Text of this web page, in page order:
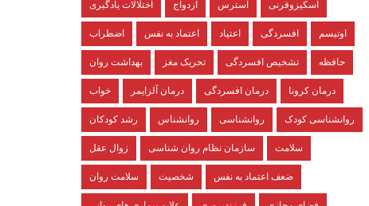
اختلالات یادگیری ازدواج استرس اسکیزوفرنی
اضطراب اعتماد به نفس اعتیاد افسردگی اوتیسم
بهداشت روان تحریک مغز تشخیص افسردگی حافظه
خواب درمان آلزایمر درمان افسردگی درمان کرونا
رشد کودکان روانشناس روانشناسی روانشناسی کودک
زوال عقل سازمان نظام روان شناسی سلامت
سلامت روان شخصیت ضعف اعتماد به نفس